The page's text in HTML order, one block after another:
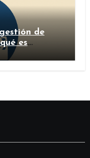
de
es